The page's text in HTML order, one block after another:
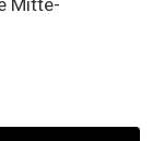
Mitte-